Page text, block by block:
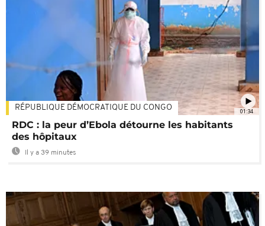
01:34
RÉPUBLIQUE DÉMOCRATIQUE DU CONGO
RDC : la peur d’Ebola détourne les habitants
des hôpitaux
Il y a 39 minutes